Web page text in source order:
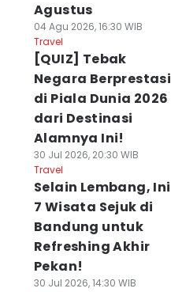
Agustus
04 Agu 2026, 16:30 WIB
Travel
[QUIZ] Tebak
Negara Berprestasi
di Piala Dunia 2026
dari Destinasi
Alamnya Ini!
30 Jul 2026, 20:30 WIB
Travel
Selain Lembang, Ini
7 Wisata Sejuk di
Bandung untuk
Refreshing Akhir
Pekan!
30 Jul 2026, 14:30 WIB